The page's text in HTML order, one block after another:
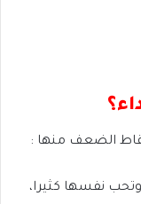
نقاط الضعف منها :
وتحب نفسها كثيرا،